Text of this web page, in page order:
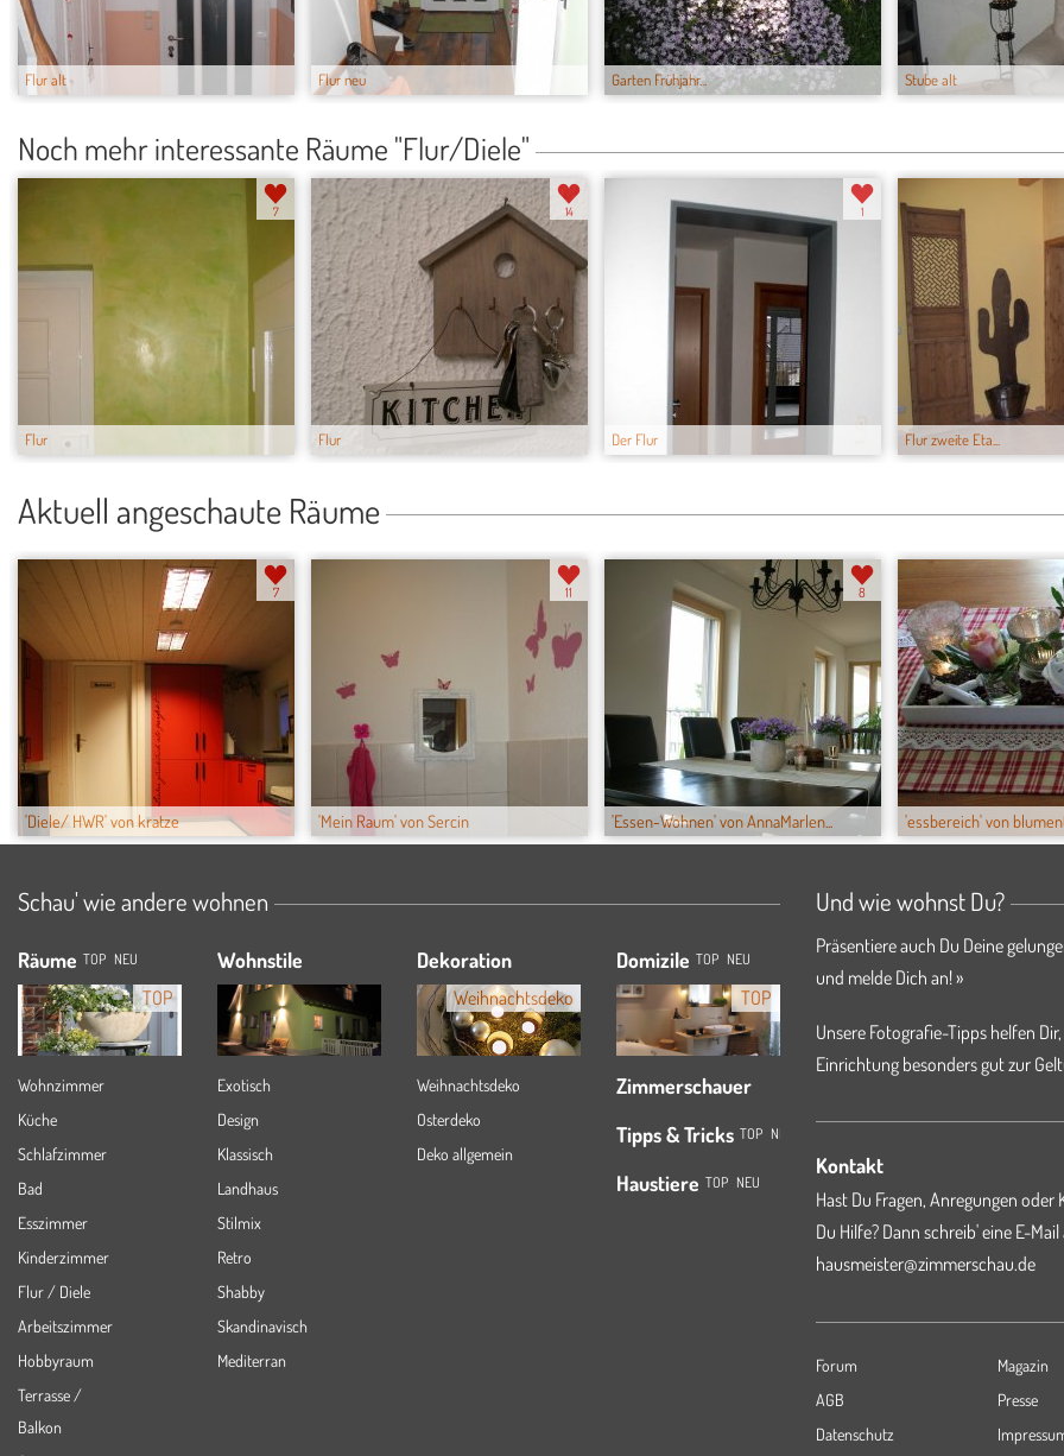
Flur alt Flur neu Garten Frühjahr... Stube alt
Noch mehr interessante Räume "Flur/Diele"
Flur
7
Flur
14
Der Flur
1
Flur zweite Eta...
Aktuell angeschaute Räume
'Diele/ HWR' von kratze
7
'Mein Raum' von Sercin
11
'Essen-Wohnen' von AnnaMarlen...
8
'essbereich' von
Schau' wie andere wohnen
Räume TOP NEU
TOP
Wohnzimmer
Küche
Schlafzimmer
Bad
Esszimmer
Kinderzimmer
Flur / Diele
Arbeitszimmer
Hobbyraum
Terrasse /
Balkon
Wohnstile
Exotisch
Design
Klassisch
Landhaus
Stilmix
Retro
Shabby
Skandinavisch
Mediterran
Dekoration
Weihnachtsdeko
Weihnachtsdeko
Osterdeko
Deko allgemein
Domizile TOP NEU
TOP
Zimmerschauer
Tipps & Tricks TOP NEU
Haustiere TOP NEU
Und wie wohnst Du?
Präsentiere auch Du Deine
und melde Dich an! »
Unsere Fotografie-Tipps helfen
Einrichtung besonders gut zur
Kontakt
Hast Du Fragen, Anregungen oder
Du Hilfe? Dann schreib' eine E-Mail
hausmeister@zimmerschau.de
Forum
Magazin
AGB
Presse
Datenschutz